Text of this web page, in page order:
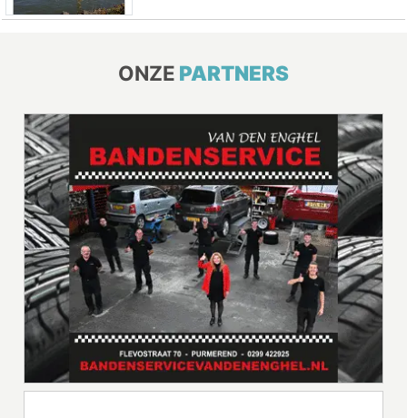
ONZE PARTNERS